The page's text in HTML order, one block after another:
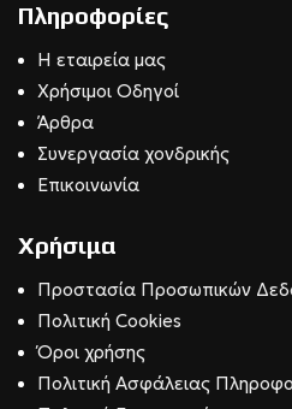
Πληροφορίες
Η εταιρεία μας
Χρήσιμοι Οδηγοί
Άρθρα
Συνεργασία χονδρικής
Επικοινωνία
Χρήσιμα
Προστασία Προσωπικών
Πολιτική Cookies
Όροι χρήσης
Πολιτική Ασφάλειας